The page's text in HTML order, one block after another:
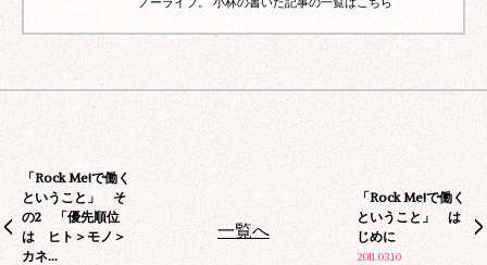
情報提供、サービス提供
お問い合わせに対する回答、アフターサ
弊社は現在、紹介会社様を介した採用を
行っておりません。
toiawase@rockme.co.jp
「Rock Me!で働く
ということ」 そ
の2 「優先順位
は ヒト＞モノ＞
カネ...
一覧へ
「Rock Me!で働く
ということ」 は
じめに
2011.03.10